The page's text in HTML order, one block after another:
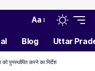
Aa
Blog Uttar
पुनर्स्थापित करने का निर्देश